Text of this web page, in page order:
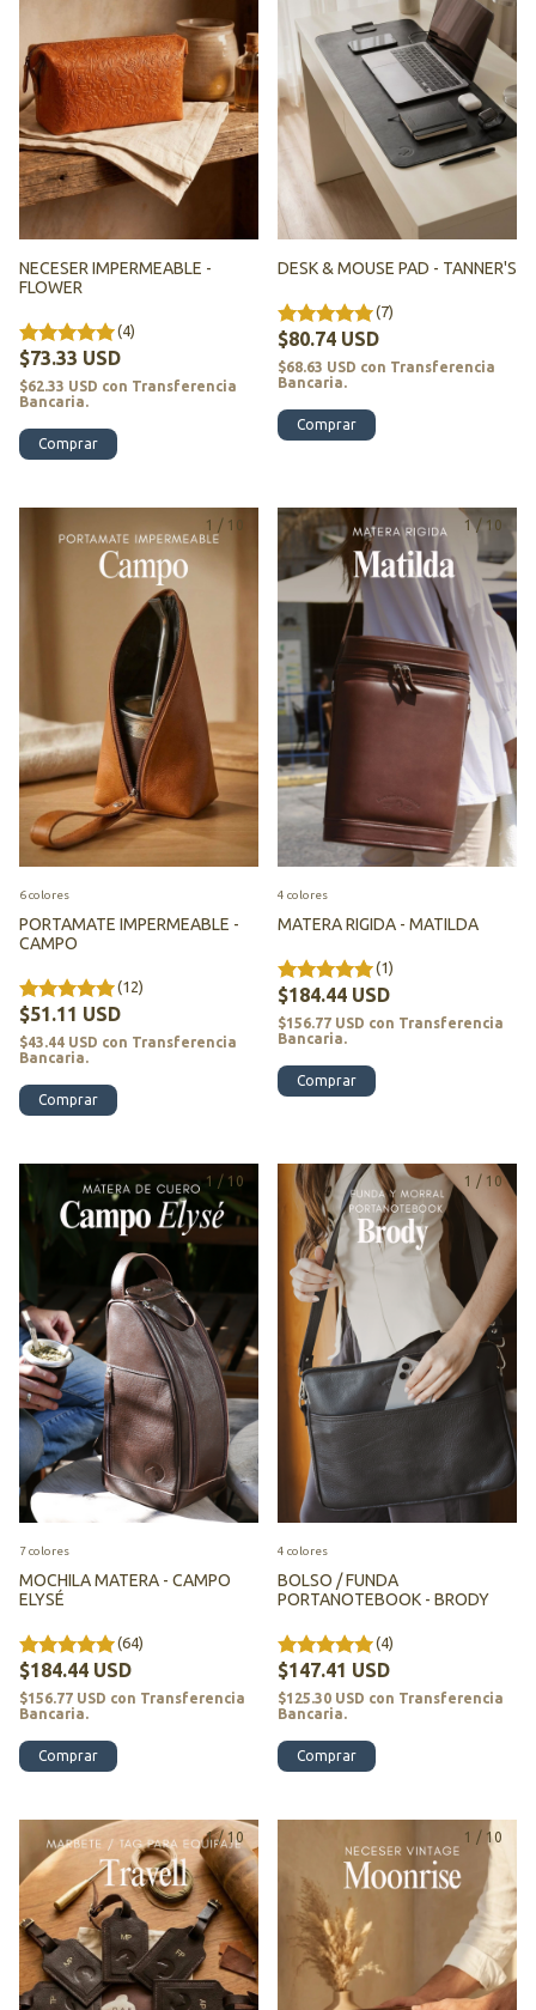
NECESER IMPERMEABLE -
FLOWER
(4)
$73.33 USD
$62.33 USD con Transferencia
Bancaria.
Comprar
DESK & MOUSE PAD - TANNER'S
(7)
$80.74 USD
$68.63 USD con Transferencia
Bancaria.
Comprar
1 / 10
PORTAMATE IMPERMEABLE -
CAMPO
(12)
$51.11 USD
$43.44 USD con Transferencia
Bancaria.
6 colores
Comprar
1/10
MATERA RIGIDA - MATILDA
(1)
$184.44 USD
$156.77 USD con Transferencia
Bancaria.
4 colores
Comprar
1 / 10
MOCHILA MATERA - CAMPO
ELYSÉ
(64)
$184.44 USD
$156.77 USD con Transferencia
Bancaria.
7 colores
Comprar
1 / 10
BOLSO / FUNDA
PORTANOTEBOOK - BRODY
(4)
$147.41 USD
$125.30 USD con Transferencia
Bancaria.
4 colores
Comprar
1/10 1 / 10